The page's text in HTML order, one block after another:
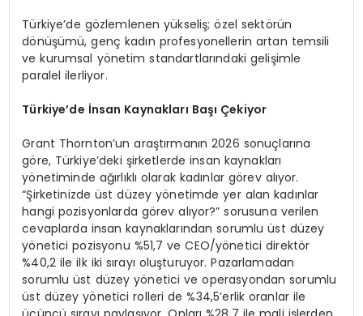
Türkiye’de gözlemlenen yükseliş; özel sektörün
dönüşümü, genç kadın profesyonellerin artan temsili
ve kurumsal yönetim standartlarındaki gelişimle
paralel ilerliyor.
Türkiye’de İnsan Kaynakları Başı Çekiyor
Grant Thornton’un araştırmanın 2026 sonuçlarına
göre, Türkiye’deki şirketlerde insan kaynakları
yönetiminde ağırlıklı olarak kadınlar görev alıyor.
“Şirketinizde üst düzey yönetimde yer alan kadınlar
hangi pozisyonlarda görev alıyor?” sorusuna verilen
cevaplarda insan kaynaklarından sorumlu üst düzey
yönetici pozisyonu %51,7 ve CEO/yönetici direktör
%40,2 ile ilk iki sırayı oluşturuyor. Pazarlamadan
sorumlu üst düzey yönetici ve operasyondan sorumlu
üst düzey yönetici rolleri de %34,5’erlik oranlar ile